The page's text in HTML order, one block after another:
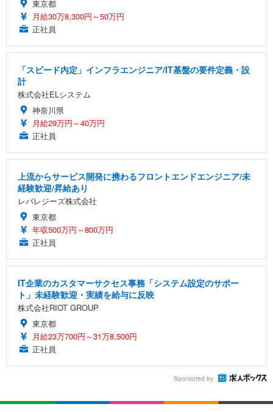
東京都
月給30万8,300円～50万円
正社員
「スピード内定」インフラエンジニア/IT基盤の要件定義・設
計
株式会社ELシステム
神奈川県
月給29万円～40万円
正社員
上流からサービス開発に携わるフロントエンドエンジニア/未
経験歓迎/昇給あり
レバレジーズ株式会社
東京都
年収500万円～800万円
正社員
IT企業のカスタマーサクセス事務「システム設定のサポー
ト」未経験歓迎・実績を給与に反映
株式会社RIOT GROUP
東京都
月給23万700円～31万8,500円
正社員
Sponsored by